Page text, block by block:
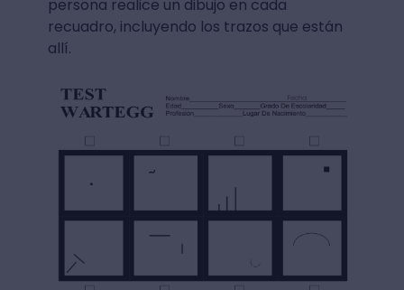
persona realice un dibujo en cada
recuadro, incluyendo los trazos que están
allí.